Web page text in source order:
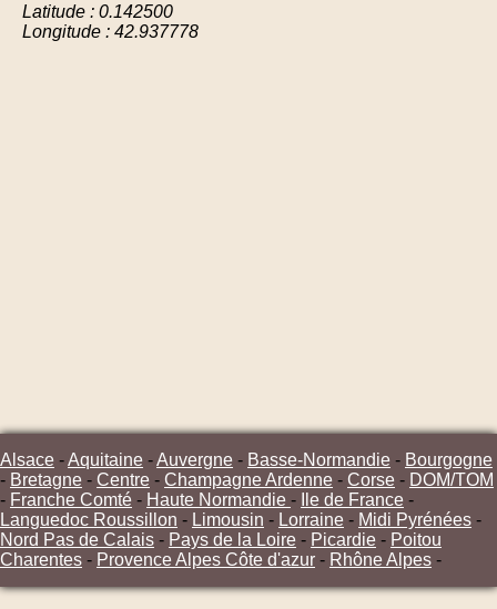
Latitude : 0.142500
Longitude : 42.937778
Alsace -Aquitaine -Auvergne - Basse-Normandie - Bourgogne
- Bretagne - Centre - Champagne Ardenne - Corse - DOM/TOM
- Franche Comté - Haute Normandie - Ile de France -
Languedoc Roussillon - Limousin - Lorraine - Midi Pyrénées -
Nord Pas de Calais - Pays de la Loire - Picardie - Poitou
Charentes - Provence Alpes Côte d'azur - Rhône Alpes -